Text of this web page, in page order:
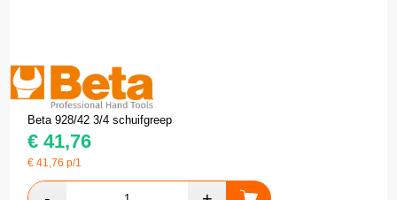
Beta 928/42 3/4 schuifgreep
€ 41,76
€41,76 p/1